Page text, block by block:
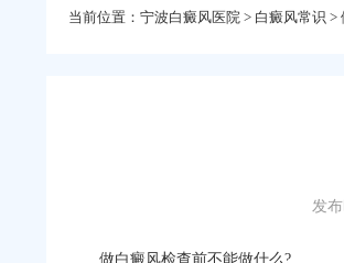
当前位置： 宁波白癜风医院 > 白癜风常识 >
发
做白癜风检查前不能做什么?